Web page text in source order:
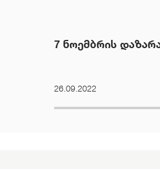
7 ნოემბრის
26.09.2022